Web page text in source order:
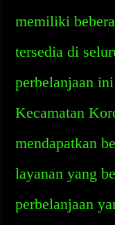
memiliki
tersedia di
perbelanjaan
Kecamatan
mendapatkan
layanan yang
perbelanjaan